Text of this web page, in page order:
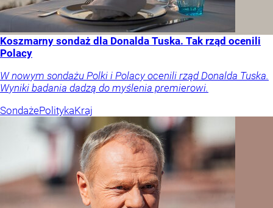
Koszmarny sondaż dla Donalda Tuska. Tak rząd ocenili
Polacy
W nowym sondażu Polki i Polacy ocenili rząd Donalda Tuska.
Wyniki badania dadzą do myślenia premierowi.
SondażePolitykaKraj